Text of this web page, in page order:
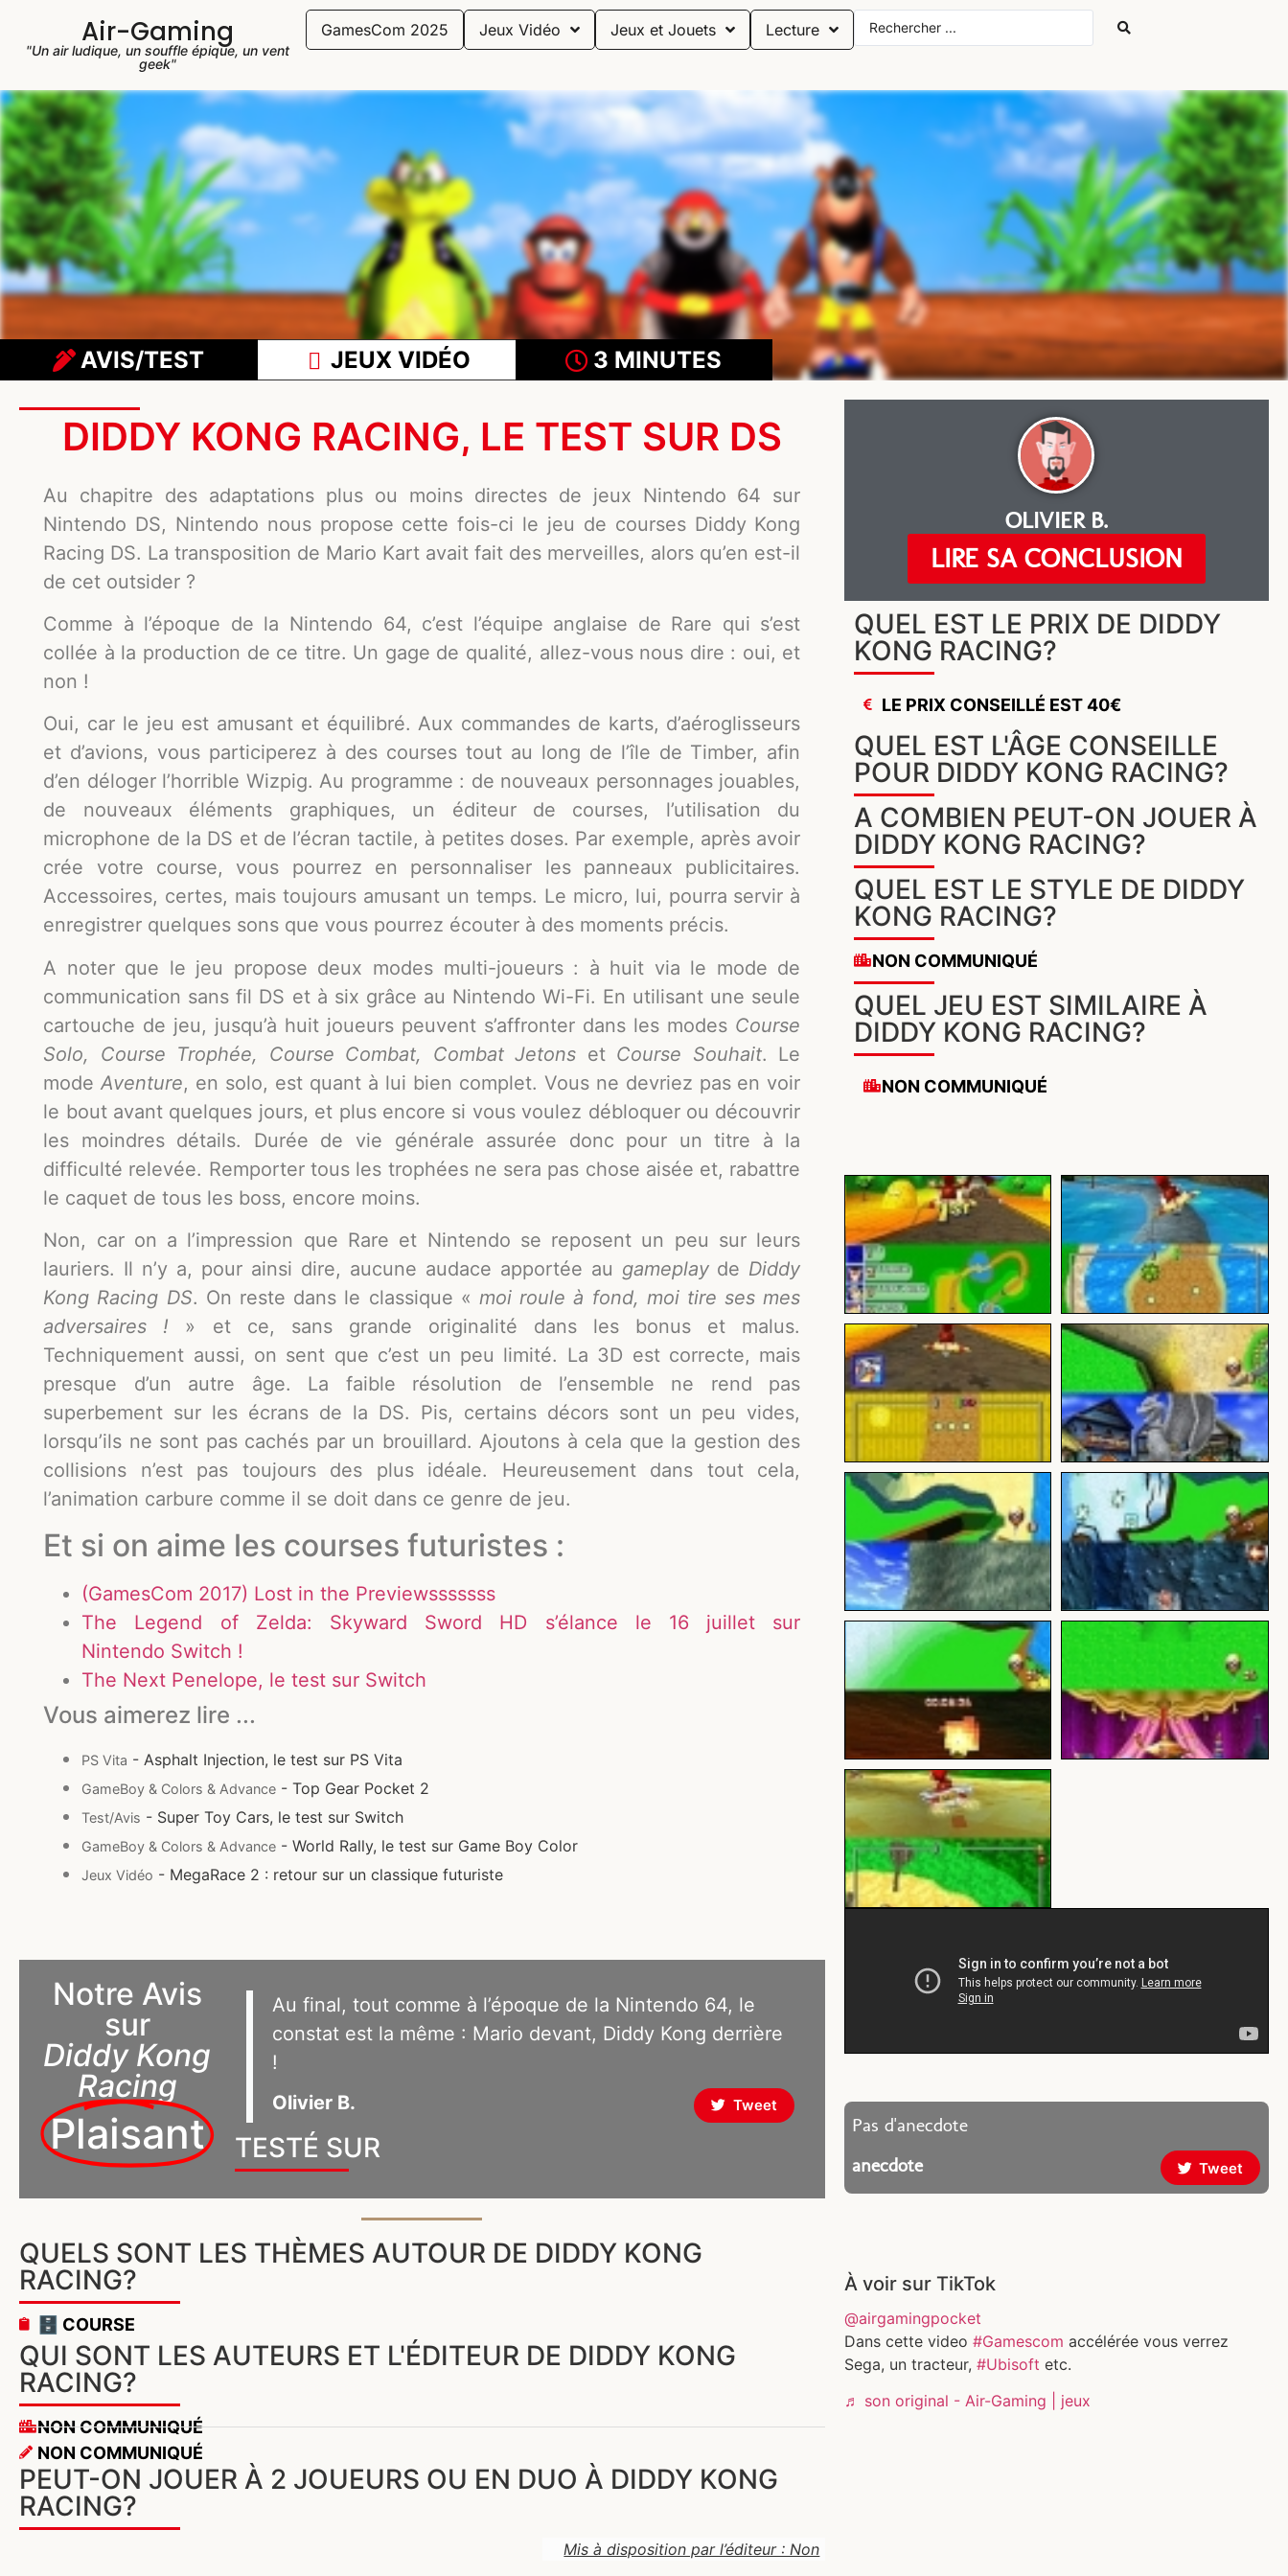
Air-Gaming
"Un air ludique, un souffle épique, un vent
geek"
GamesCom 2025 Jeux Vidéo Jeux et Jouets Lecture
AVIS/TEST JEUX VIDÉO 3 MINUTES
DIDDY KONG RACING, LE TEST SUR DS
Au chapitre des adaptations plus ou moins directes de jeux Nintendo 64 sur
Nintendo DS, Nintendo nous propose cette fois-ci le jeu de courses Diddy Kong
Racing DS. La transposition de Mario Kart avait fait des merveilles, alors qu’en est-il
de cet outsider ?
Comme à l’époque de la Nintendo 64, c’est l’équipe anglaise de Rare qui s’est
collée à la production de ce titre. Un gage de qualité, allez-vous nous dire : oui, et
non !
Oui, car le jeu est amusant et équilibré. Aux commandes de karts, d’aéroglisseurs
et d’avions, vous participerez à des courses tout au long de l’île de Timber, afin
d’en déloger l’horrible Wizpig. Au programme : de nouveaux personnages jouables,
de nouveaux éléments graphiques, un éditeur de courses, l’utilisation du
microphone de la DS et de l’écran tactile, à petites doses. Par exemple, après avoir
crée votre course, vous pourrez en personnaliser les panneaux publicitaires.
Accessoires, certes, mais toujours amusant un temps. Le micro, lui, pourra servir à
enregistrer quelques sons que vous pourrez écouter à des moments précis.
A noter que le jeu propose deux modes multi-joueurs : à huit via le mode de
communication sans fil DS et à six grâce au Nintendo Wi-Fi. En utilisant une seule
cartouche de jeu, jusqu’à huit joueurs peuvent s’affronter dans les modes Course
Solo, Course Trophée, Course Combat, Combat Jetons et Course Souhait. Le
modeAventure, en solo, est quant à lui bien complet. Vous ne devriez pas en voir
le bout avant quelques jours, et plus encore si vous voulez débloquer ou découvrir
les moindres détails. Durée de vie générale assurée donc pour un titre à la
difficulté relevée. Remporter tous les trophées ne sera pas chose aisée et, rabattre
le caquet de tous les boss, encore moins.
Non, car on a l’impression que Rare et Nintendo se reposent un peu sur leurs
lauriers. Il n’y a, pour ainsi dire, aucune audace apportée au gameplayde Diddy
Kong Racing DS. On reste dans le classique «moi roule à fond, moi tire ses mes
adversaires ! » et ce, sans grande originalité dans les bonus et malus.
Techniquement aussi, on sent que c’est un peu limité. La 3D est correcte, mais
presque d’un autre âge. La faible résolution de l’ensemble ne rend pas
superbement sur les écrans de la DS. Pis, certains décors sont un peu vides,
lorsqu’ils ne sont pas cachés par un brouillard. Ajoutons à cela que la gestion des
collisions n’est pas toujours des plus idéale. Heureusement dans tout cela,
l’animation carbure comme il se doit dans ce genre de jeu.
Et si on aime les courses futuristes :
(GamesCom 2017) Lost in the Previewsssssss
The Legend of Zelda: Skyward Sword HD s’élance le 16 juillet sur
Nintendo Switch !
The Next Penelope, le test sur Switch
Vous aimerez lire ...
PS Vita - Asphalt Injection, le test sur PS Vita
GameBoy & Colors & Advance - Top Gear Pocket 2
Test/Avis - Super Toy Cars, le test sur Switch
GameBoy & Colors & Advance - World Rally, le test sur Game Boy Color
Jeux Vidéo - MegaRace 2 : retour sur un classique futuriste
Notre Avis
sur
Diddy Kong
Racing
Plaisant
Au final, tout comme à l’époque de la Nintendo 64, le
constat est la même : Mario devant, Diddy Kong derrière
!
Olivier B.
Tweet
TESTÉ SUR
QUELS SONT LES THÈMES AUTOUR DE DIDDY KONG
RACING?
🗄️ COURSE
QUI SONT LES AUTEURS ET L'ÉDITEUR DE DIDDY KONG
RACING?
NON COMMUNIQUÉ
NON COMMUNIQUÉ
PEUT-ON JOUER À 2 JOUEURS OU EN DUO À DIDDY KONG
RACING?
Mis à disposition par l’éditeur : Non
OLIVIER B.
LIRE SA CONCLUSION
QUEL EST LE PRIX DE DIDDY
KONG RACING?
LE PRIX CONSEILLÉ EST 40€
QUEL EST L'ÂGE CONSEILLE
POUR DIDDY KONG RACING?
A COMBIEN PEUT-ON JOUER À
DIDDY KONG RACING?
QUEL EST LE STYLE DE DIDDY
KONG RACING?
NON COMMUNIQUÉ
QUEL JEU EST SIMILAIRE À
DIDDY KONG RACING?
NON COMMUNIQUÉ
Pas d'anecdote
anecdote
Tweet
À voir sur TikTok
@airgamingpocket
Dans cette video #Gamescom accélérée vous verrez
Sega, un tracteur, #Ubisoft etc.
♬ son original - Air-Gaming | jeux